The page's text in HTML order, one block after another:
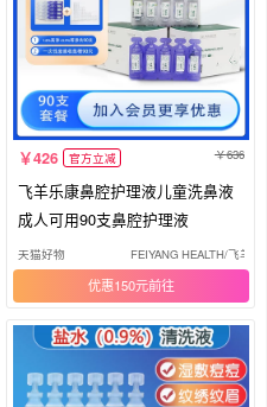
426 官方立减 636
飞羊乐康鼻腔护理液儿童洗鼻液
成人可用90支鼻腔护理液
天猫好物 FEIYANG HEALTH/飞羊乐
优惠150元